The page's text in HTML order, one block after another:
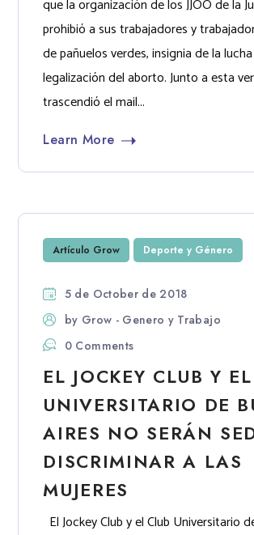
que la organización de los JJOO de la
prohibió a sus trabajadores y
de pañuelos verdes, insignia de la
legalización del aborto. Junto a esta
trascendió el mail...
Learn More
Artículo Grow Deporte y Género
5 de October de 2018
by Grow - Genero y Trabajo
0 Comments
EL JOCKEY CLUB Y
UNIVERSITARIO DE
AIRES NO SERÁN
DISCRIMINAR A LAS
MUJERES
El Jockey Club y el Club Universitario